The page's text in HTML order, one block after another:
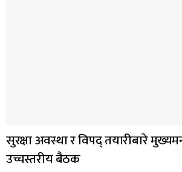
सुरक्षा अवस्था र विपद् तयारीबारे
उच्चस्तरीय बैठक